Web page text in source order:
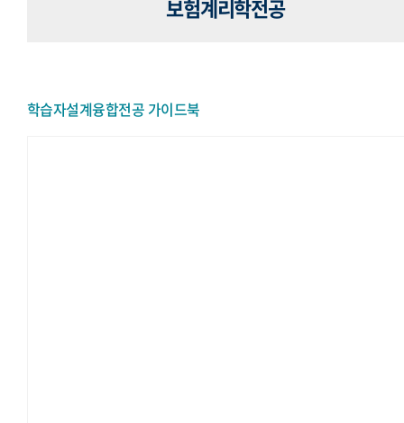
보험계리학전공
학습자설계융합전공 가이드북